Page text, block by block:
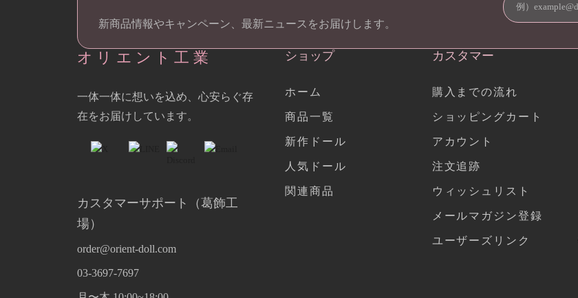
新商品情報やキャンペーン、最新ニュースをお届けします。
オリエント工業
一体一体に想いを込め、心安らぐ存
在をお届けしています。
カスタマーサポート（葛飾工
場）
order@orient-doll.com
03-3697-7697
ショップ
ホーム
商品一覧
新作ドール
人気ドール
関連商品
カスタマー
購入までの流れ
ショッピングカート
アカウント
注文追跡
ウィッシュリスト
メールマガジン登録
ユーザーズリンク